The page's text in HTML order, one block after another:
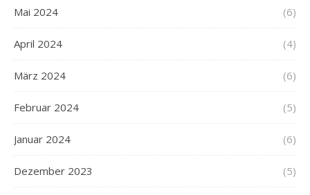
Mai 2024 (6)
April 2024 (4)
März 2024 (6)
Februar 2024 (5)
Januar 2024 (6)
Dezember 2023 (5)